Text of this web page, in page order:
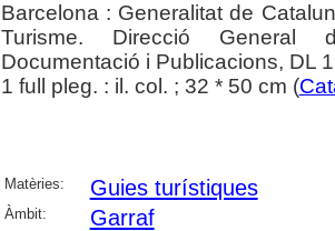
Barcelona : Generalitat de
Turisme. Direcció General
Documentació i Publicacions, DL
1 full pleg. : il. col. ; 32 * 50 cm (
Matèries: Guies turístiques
Àmbit: Garraf